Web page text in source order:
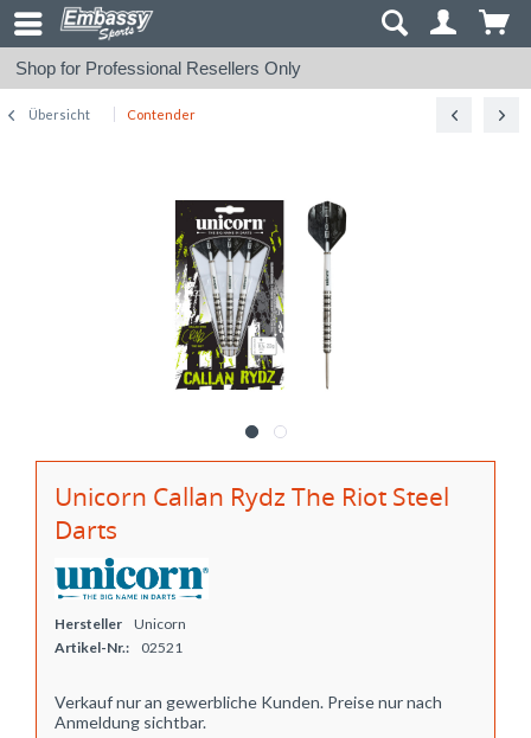
Shop for Professional Resellers Only
Übersicht Contender
Unicorn Callan Rydz The Riot Steel
Darts
Hersteller
Unicorn
Artikel-Nr.:
02521
Verkauf nur an gewerbliche Kunden. Preise nur nach
Anmeldung sichtbar.